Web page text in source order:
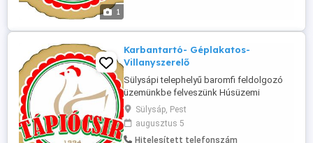
1
Karbantartó- Géplakatos-
Villanyszerelő
Sülysápi telephelyű baromfi feldolgozó
üzemünkbe felveszünk Húsüzemi
Karbantartót és géplakatost. Elektromos
ismeretekkel, gyakorlati tapasztalattal.
Kiemelt fizetés-megállapodás szerint.
Sülysáp, Pest
augusztus 5
Hitelesített telefonszám